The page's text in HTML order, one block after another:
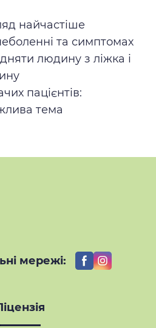
найчастіше
та симптомах
людину з ліжка і
пацієнтів:
тема
мережі: